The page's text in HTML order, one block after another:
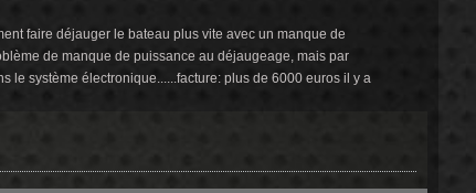
faire déjauger le bateau plus vite avec un manque de
de manque de puissance au déjaugeage, mais par
le système électronique......facture: plus de 6000 euros il y a